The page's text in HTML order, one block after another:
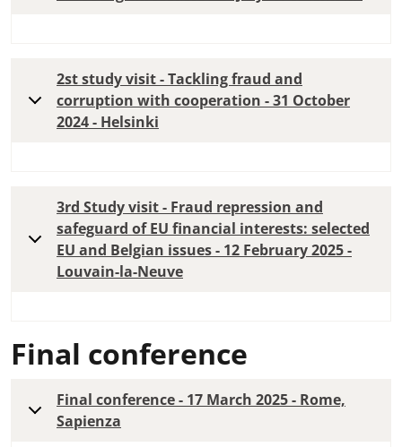
2st study visit - Tackling fraud and
corruption with cooperation - 31 October
2024 - Helsinki
3rd Study visit - Fraud repression and
safeguard of EU financial interests: selected
EU and Belgian issues - 12 February 2025 -
Louvain-la-Neuve
Final conference
Final conference - 17 March 2025 - Rome,
Sapienza